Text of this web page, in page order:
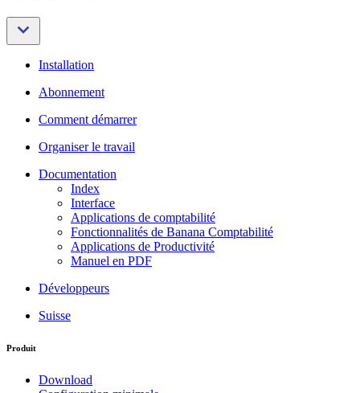
Installation
Abonnement
Comment démarrer
Organiser le travail
Documentation
Index
Interface
Applications de comptabilité
Fonctionnalités de Banana Comptabilité
Applications de Productivité
Manuel en PDF
Développeurs
Suisse
Produit
Download